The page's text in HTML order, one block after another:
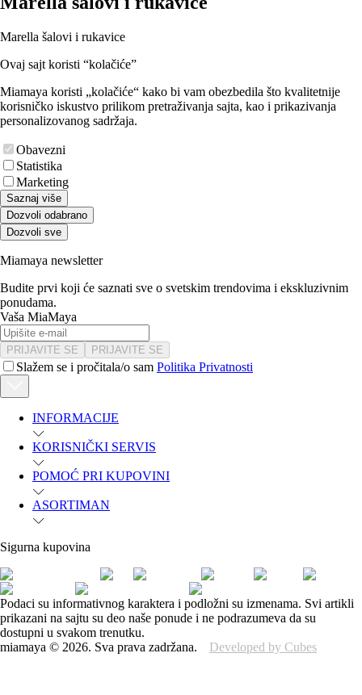
Marella šalovi i rukavice
Ovaj sajt koristi “kolačiće”
Miamaya koristi „kolačiće“ kako bi vam obezbedila što kvalitetnije
korisničko iskustvo prilikom pretraživanja sajta, kao i prikazivanja
personalizovanog sadržaja.
Obavezni
Statistika
Marketing
Saznaj više
Dozvoli odabrano
Dozvoli sve
Miamaya newsletter
Budite prvi koji će saznati sve o svetskim trendovima i ekskluzivnim
ponudama.
Vaša MiaMaya
PRIJAVITE SE PRIJAVITE SE
Slažem se i pročitala/o sam Politika Privatnosti
INFORMACIJE
KORISNIČKI SERVIS
POMOĆ PRI KUPOVINI
ASORTIMAN
Sigurna kupovina
Podaci su informativnog karaktera i podložni su izmenama. Svi artikli
prikazani na sajtu su deo naše ponude i ne podrazumeva da su
dostupni u svakom trenutku.
miamaya © 2026. Sva prava zadržana. Developed by Cubes